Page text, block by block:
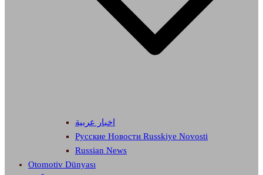
اخبار عربية
Русские Новости Russkiye Novosti
Russian News
Otomotiv Dünyası